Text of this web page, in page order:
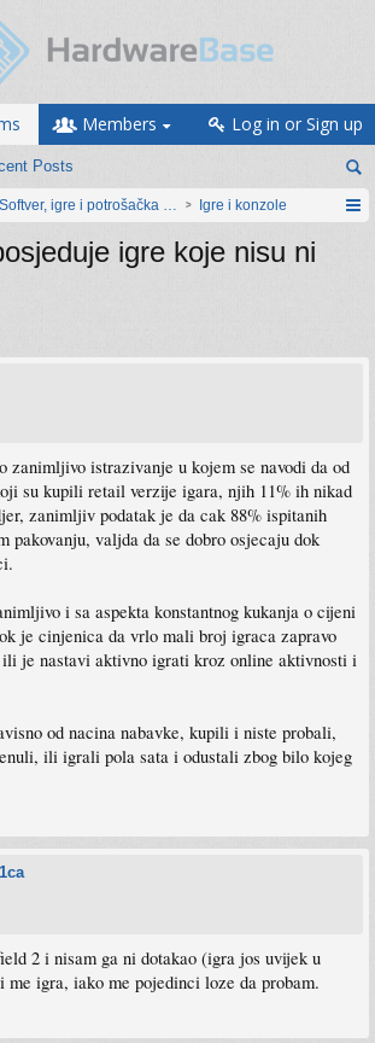
Posts
Members Log in or Sign up
Softver, igre i potrošačka elektronikaIgre i konzole
igre koje nisu ni
zanimljivo istrazivanje u kojem se navodi da od
su kupili retail verzije igara, njih 11% ih nikad
zanimljiv podatak je da cak 88% ispitanih
pakovanju, valjda da se dobro osjecaju dok
i sa aspekta konstantnog kukanja o cijeni
je cinjenica da vrlo mali broj igraca zapravo
je nastavi aktivno igrati kroz online aktivnosti i
od nacina nabavke, kupili i niste probali,
ili igrali pola sata i odustali zbog bilo kojeg
2 i nisam ga ni dotakao (igra jos uvijek u
igra, iako me pojedinci loze da probam.